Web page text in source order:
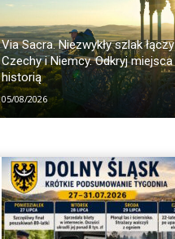
Via Sacra. Niezwykły szlak
Czechy i Niemcy. Odkryj
historią
05/08/2026